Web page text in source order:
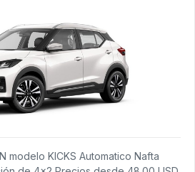
modelo KICKS Automatico Nafta